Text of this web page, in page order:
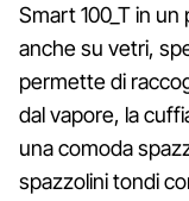
Smart 100_T in
anche su vetri,
permette di
dal vapore, la
una comoda
spazzolini tondi